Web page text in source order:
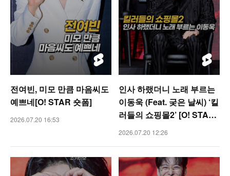
전여빈, 미모 만큼 마음씨도
예쁘네[O! STAR 숏폼]
2026.07.20 16:53
인사 하랬더니 노래 부르는
이동욱 (Feat. 궂은 날씨) ‘킬
러들의 쇼핑몰2’ [O! STAR
숏폼]
2026.07.20 12:26